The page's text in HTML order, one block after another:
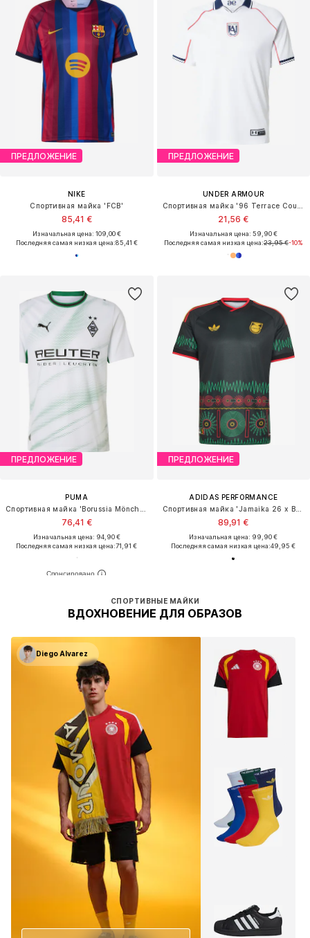
ПРЕДЛОЖЕНИЕ
NIKE
Спортивная майка 'FCB'
85,41 €
Изначальная цена: 109,00 €
Последняя самая низкая цена:85,41 €
ПРЕДЛОЖЕНИЕ
UNDER ARMOUR
21,56 €
Изначальная цена: 59,90 €
Последняя самая низкая цена:23,95 €-10%
ПРЕДЛОЖЕНИЕ
PUMA
76,41 €
Изначальная цена: 94,90 €
Последняя самая низкая цена:71,91 €
ПРЕДЛОЖЕНИЕ
ADIDAS PERFORMANCE
89,91 €
Изначальная цена: 99,90 €
Последняя самая низкая цена:49,95 €
СПОРТИВНЫЕ МАЙКИ
ВДОХНОВЕНИЕ ДЛЯ ОБРАЗОВ
Diego Alvarez